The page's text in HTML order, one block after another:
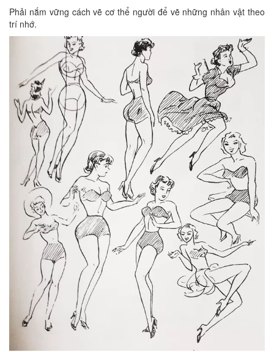
Phải nắm vững cách vẽ cơ thể người để vẽ những nhân vật theo
trí nhớ.